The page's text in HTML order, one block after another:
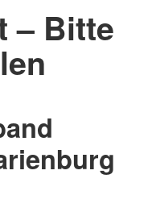
– Bitte